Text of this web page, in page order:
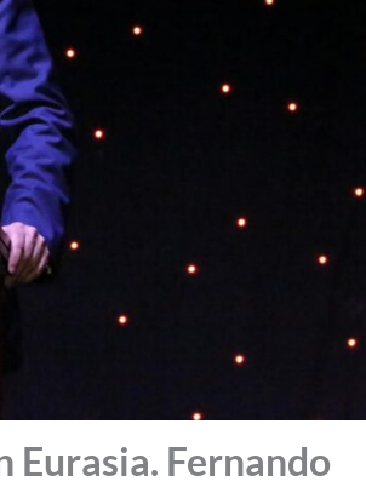
Eurasia. Fernando